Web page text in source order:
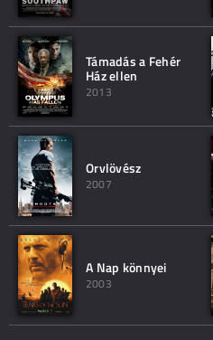
Támadás a Fehér
Ház ellen
2013
Orvlövész
2007
A Nap könnyei
2003